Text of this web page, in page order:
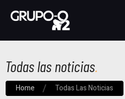
Todas las noticias
Home Todas Las Noticias